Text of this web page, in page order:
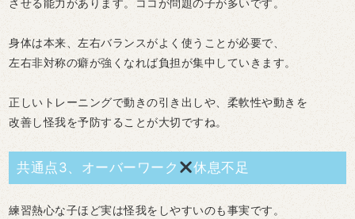
身体は本来、左右バランスがよく使うことが必要で、
左右非対称の癖が強くなれば負担が集中していきます。
正しいトレーニングで動きの引き出しや、柔軟性や動きを
改善し怪我を予防することが大切ですね。
共通点3、オーバーワーク 休息不足
練習熱心な子ほど実は怪我をしやすいのも事実です。